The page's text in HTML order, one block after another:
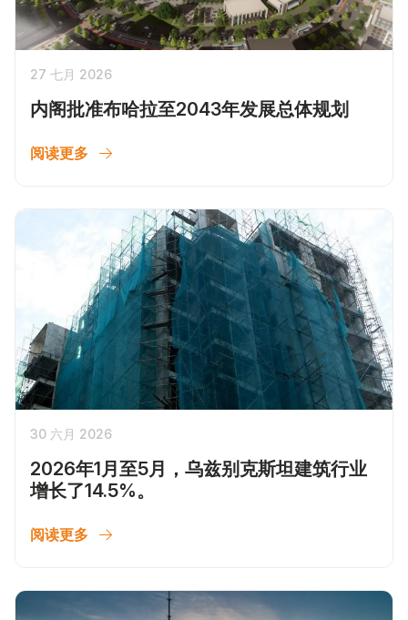
27 七月 2026
内阁批准布哈拉至2043年发展总体规划
阅读更多
30 六月 2026
2026年1月至5月，乌兹别克斯坦建筑行业
增长了14.5%。
阅读更多